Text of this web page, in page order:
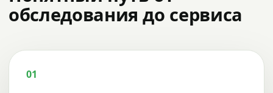
обследования до сервиса
01